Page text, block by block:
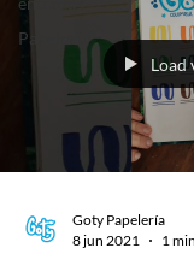
Papelería
Load
Goty Papelería
8 jun 2021
1